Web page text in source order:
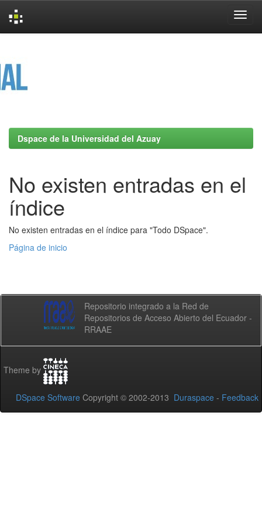
Dspace de la Universidad del Azuay
No existen entradas en el
índice
No existen entradas en el índice para "Todo DSpace".
Página de inicio
Repositorio integrado a la Red de
Repositorios de Acceso Abierto del Ecuador -
RRAAE
Theme by
DSpace Software Copyright © 2002-2013 Duraspace - Feedback